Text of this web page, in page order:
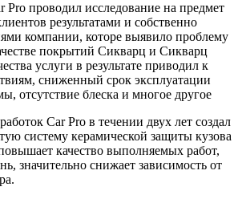
Pro проводил исследование на предмет
результатами и собственно
компании, которе выявило проблему
покрытий Сикварц и Сикварц
услуги в результате приводил к
сниженный срок эксплуатации
отсутствие блеска и многое другое
Car Pro в течении двух лет создал
систему керамической защиты кузова
качество выполняемых работ,
значительно снижает зависимость от